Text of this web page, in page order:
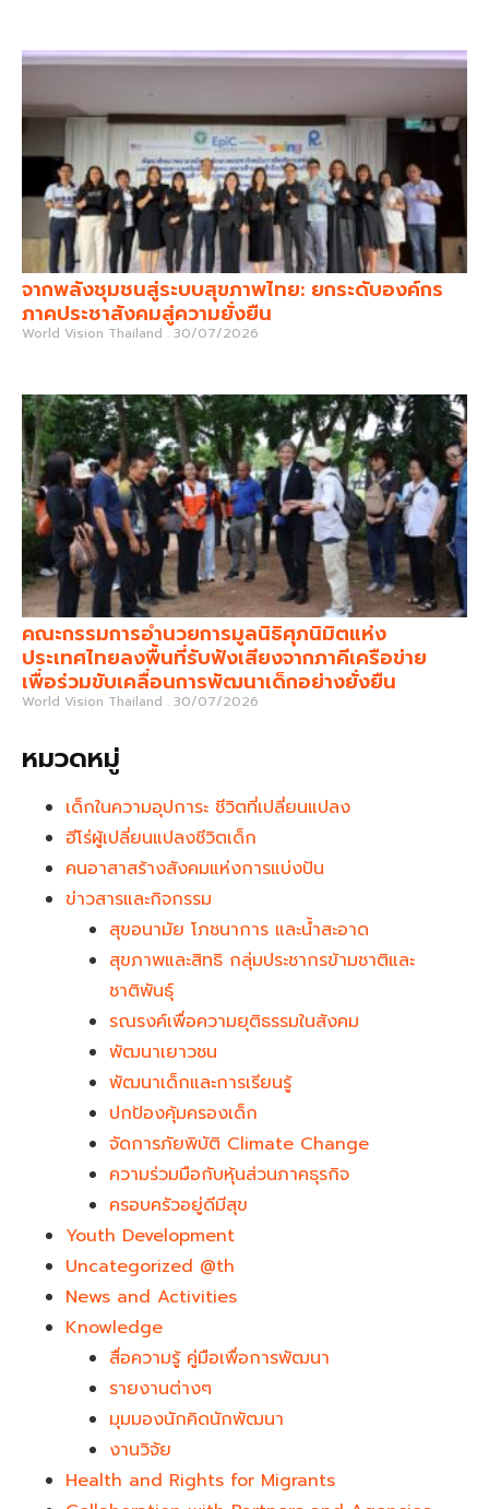
จากพลังชุมชนสู่ระบบสุขภาพไทย: ยกระดับองค์กร
ภาคประชาสังคมสู่ความยั่งยืน
World Vision Thailand 30/07/2026
คณะกรรมการอำนวยการมูลนิธิศุภนิมิตแห่ง
ประเทศไทยลงพื้นที่รับฟังเสียงจากภาคีเครือข่าย
เพื่อร่วมขับเคลื่อนการพัฒนาเด็กอย่างยั่งยืน
World Vision Thailand 30/07/2026
หมวดหมู่
เด็กในความอุปการะ ชีวิตที่เปลี่ยนแปลง
ฮีโร่ผู้เปลี่ยนแปลงชีวิตเด็ก
คนอาสาสร้างสังคมแห่งการแบ่งปัน
ข่าวสารและกิจกรรม
สุขอนามัย โภชนาการ และน้ำสะอาด
สุขภาพและสิทธิ กลุ่มประชากรข้ามชาติและ
ชาติพันธุ์
รณรงค์เพื่อความยุติธรรมในสังคม
พัฒนาเยาวชน
พัฒนาเด็กและการเรียนรู้
ปกป้องคุ้มครองเด็ก
จัดการภัยพิบัติ Climate Change
ความร่วมมือกับหุ้นส่วนภาคธุรกิจ
ครอบครัวอยู่ดีมีสุข
Youth Development​
Uncategorized @th
News and Activities
Knowledge
สื่อความรู้ คู่มือเพื่อการพัฒนา
รายงานต่างๆ
มุมมองนักคิดนักพัฒนา
งานวิจัย
Health and Rights for Migrants